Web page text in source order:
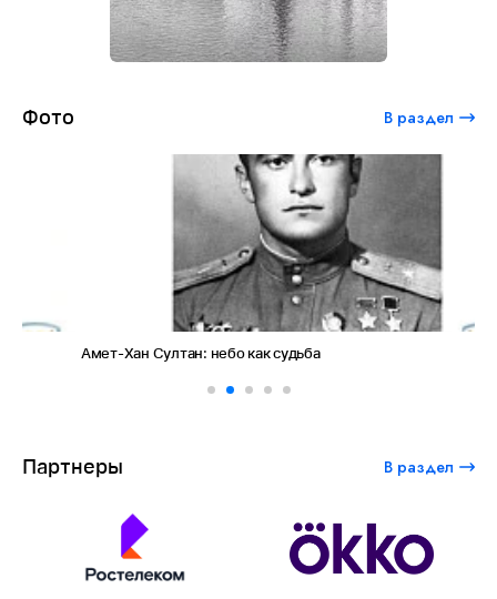
Фото В раздел
Амет-Хан Султан: небо как судьба
Партнеры В раздел